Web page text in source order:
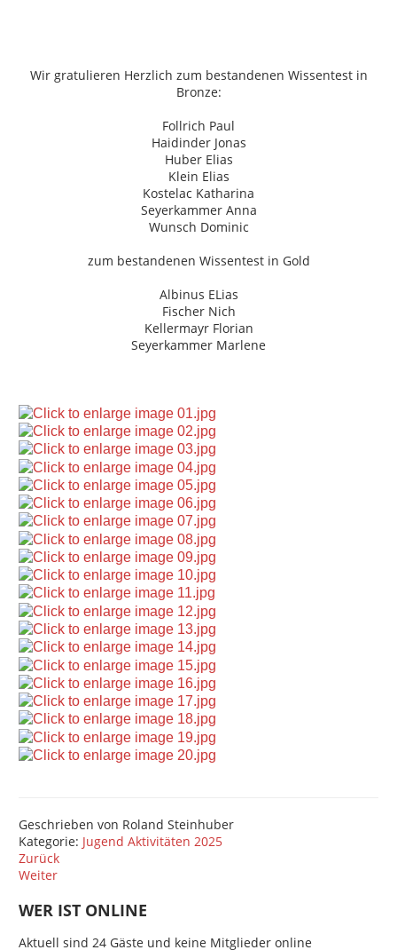
Wir gratulieren Herzlich zum bestandenen Wissentest in
Bronze:
Follrich Paul
Haidinder Jonas
Huber Elias
Klein Elias
Kostelac Katharina
Seyerkammer Anna
Wunsch Dominic
zum bestandenen Wissentest in Gold
Albinus ELias
Fischer Nich
Kellermayr Florian
Seyerkammer Marlene
Geschrieben von Roland Steinhuber
Kategorie: Jugend Aktivitäten 2025
Zurück
Weiter
WER IST ONLINE
Aktuell sind 24 Gäste und keine Mitglieder online